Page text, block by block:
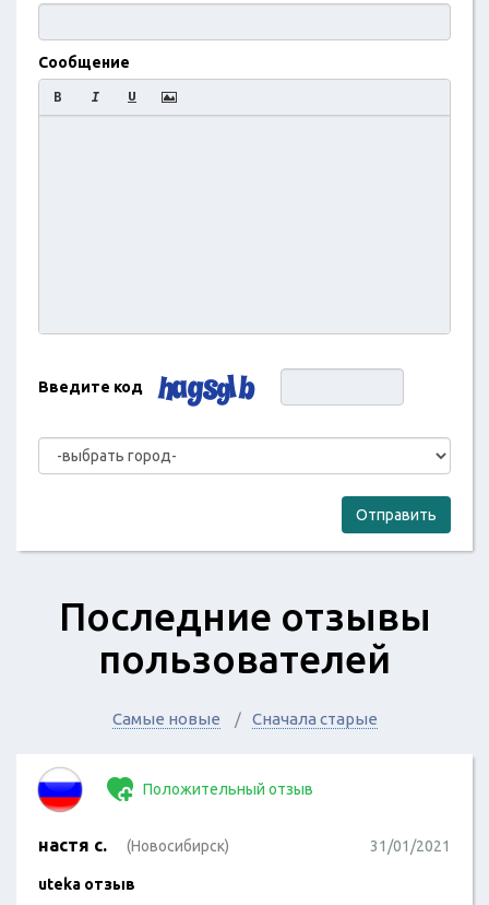
Сообщение
Введите код
Отправить
Последние отзывы
пользователей
Самые новые Сначала старые
Положительный отзыв
настя с. (Новосибирск) 31/01/2021
uteka отзыв